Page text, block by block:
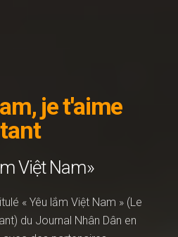
je t'aime
tant
Việt Nam»
« Yêu lắm Việt Nam » (Le
du Journal Nhân Dân en